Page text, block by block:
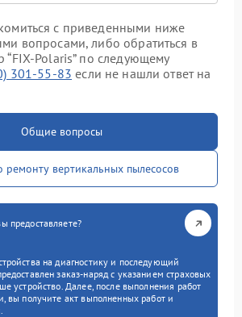
с приведенными ниже
вопросами, либо обратиться в
“FIX-Polaris” по следующему
301-55-83 если не нашли ответ на
Общие вопросы
ремонту вертикальных пылесосов
предоставляете?
на диагностику и последующий
заказ-наряд с указанием страховых
устройство. Далее, после выполнения работ
вы получите акт выполненных работ и